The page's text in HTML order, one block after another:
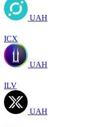
UAH
ICX
UAH
ILV
UAH